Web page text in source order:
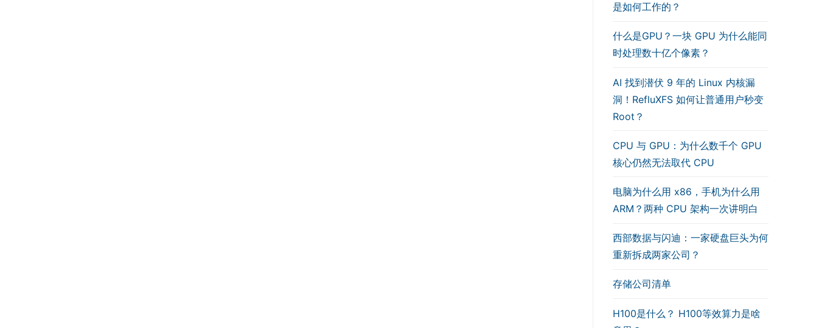
是如何工作的？
什么是GPU？一块 GPU 为什么能同
时处理数十亿个像素？
AI 找到潜伏 9 年的 Linux 内核漏
洞！RefluXFS 如何让普通用户秒变
Root？
CPU 与 GPU：为什么数千个 GPU
核心仍然无法取代 CPU
电脑为什么用 x86，手机为什么用
ARM？两种 CPU 架构一次讲明白
西部数据与闪迪：一家硬盘巨头为何
重新拆成两家公司？
存储公司清单
H100是什么？ H100等效算力是啥